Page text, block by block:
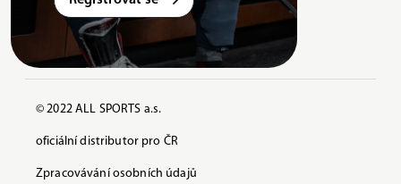
© 2022 ALL SPORTS a.s.
oficiální distributor pro ČR
Zpracovávání osobních údajů